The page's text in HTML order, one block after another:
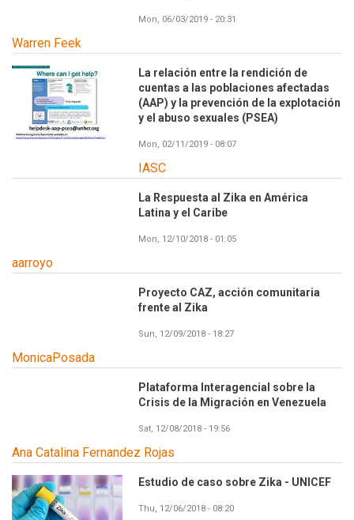
Mon, 06/03/2019 - 20:31
Warren Feek
La relación entre la rendición de
cuentas a las poblaciones afectadas
(AAP) y la prevención de la explotación
y el abuso sexuales (PSEA)
Mon, 02/11/2019 - 08:07
IASC
La Respuesta al Zika en América
Latina y el Caribe
Mon, 12/10/2018 - 01:05
aarroyo
Proyecto CAZ, acción comunitaria
frente al Zika
Sun, 12/09/2018 - 18:27
MonicaPosada
Plataforma Interagencial sobre la
Crisis de la Migración en Venezuela
Sat, 12/08/2018 - 19:56
Ana Catalina Fernandez Rojas
Estudio de caso sobre Zika - UNICEF
Thu, 12/06/2018 - 08:20